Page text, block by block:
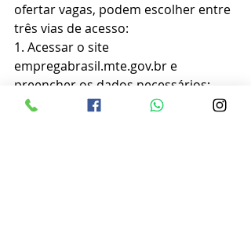
ofertar vagas, podem escolher entre
três vias de acesso:
1. Acessar o site
empregabrasil.mte.gov.br e
preencher os dados necessários;
2. Por telefone, através do número